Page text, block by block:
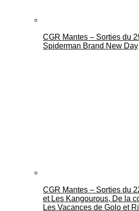
CGR Mantes – Sorties du
Spiderman Brand New Day
CGR Mantes – Sorties du
et Les Kangourous, De la
Les Vacances de Golo et